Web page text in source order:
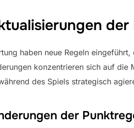
haben neue Regeln
konzentrieren sich auf
des Spiels strategisch
der